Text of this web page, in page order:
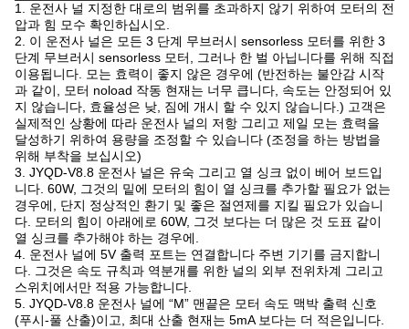
1. 운전사 널 지정한 대로의 범위를 초과하지 않기 위하여 모터의 전
압과 힘 모수 확인하십시오.
2. 이 운전사 널은 모든 3 단계 무브러시 sensorless 모터를 위한 3
단계 무브러시 sensorless 모터, 그러나 한 벌 아닙니다를 위해 직접
이용됩니다. 모는 효력이 좋지 않은 경우에 (반전하는 불안감 시작
과 같이, 모터 noload 작동 현재는 너무 큽니다, 속도는 안정되어 있
지 않습니다, 효율성은 낮, 짐에 개시 할 수 있지 않습니다.) 고객은
실제적인 상황에 따라 운전사 널의 저항 그리고 제일 모는 효력을
달성하기 위하여 용량을 조정할 수 있습니다 (조정을 하는 방법을
위해 부착을 보십시오)
3. JYQD-V8.8 운전사 널은 유숙 그리고 열 싱크 없이 베어 보드입
니다. 60W, 그것의 밑에 모터의 힘이 열 싱크를 추가할 필요가 없는
경우에, 단지 정상적인 환기 및 좋은 절연제를 지킬 필요가 있습니
다. 모터의 힘이 아래에로 60W, 그것 보다는 더 많은 것 도표 같이
열 싱크를 추가해야 하는 경우에.
4. 운전사 널에 5V 출력 포트는 연결합니다 주변 기기를 금지합니
다. 그것은 속도 규칙과 역분개를 위한 널의 외부 전위차계 그리고
스위치에서만 적용 가능합니다.
5. JYQD-V8.8 운전사 널에 “M” 맨끝은 모터 속도 맥박 출력 신호
(푸시-풀 산출)이고, 최대 산출 현재는 5mA 보다는 더 적은입니다.